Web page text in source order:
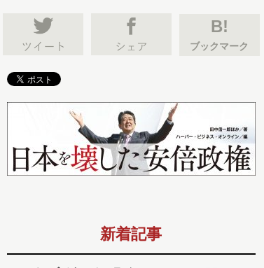
B!
ブックマーク
新着記事